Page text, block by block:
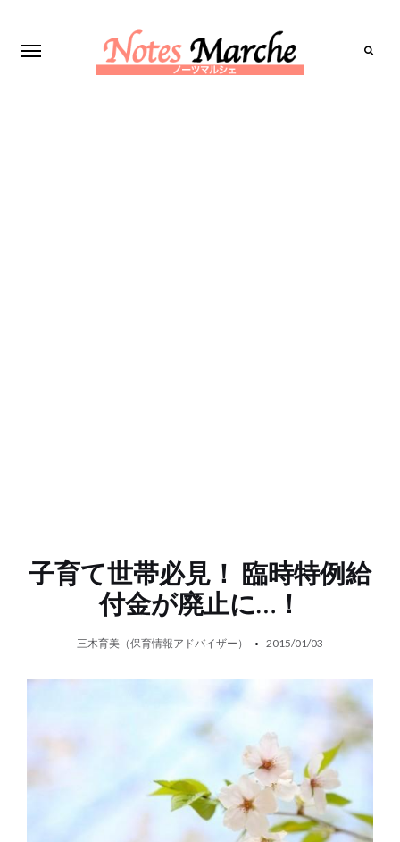
子育て世帯必見！ 臨時特例給
付金が廃止に…！
三木育美（保育情報アドバイザー） 2015/01/03